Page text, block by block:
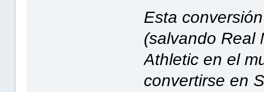
Esta
(salvando Real
Athletic en el
convertirse en